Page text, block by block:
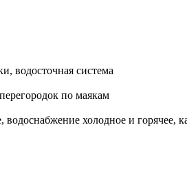
водосточная система
по маякам
холодное и горячее,